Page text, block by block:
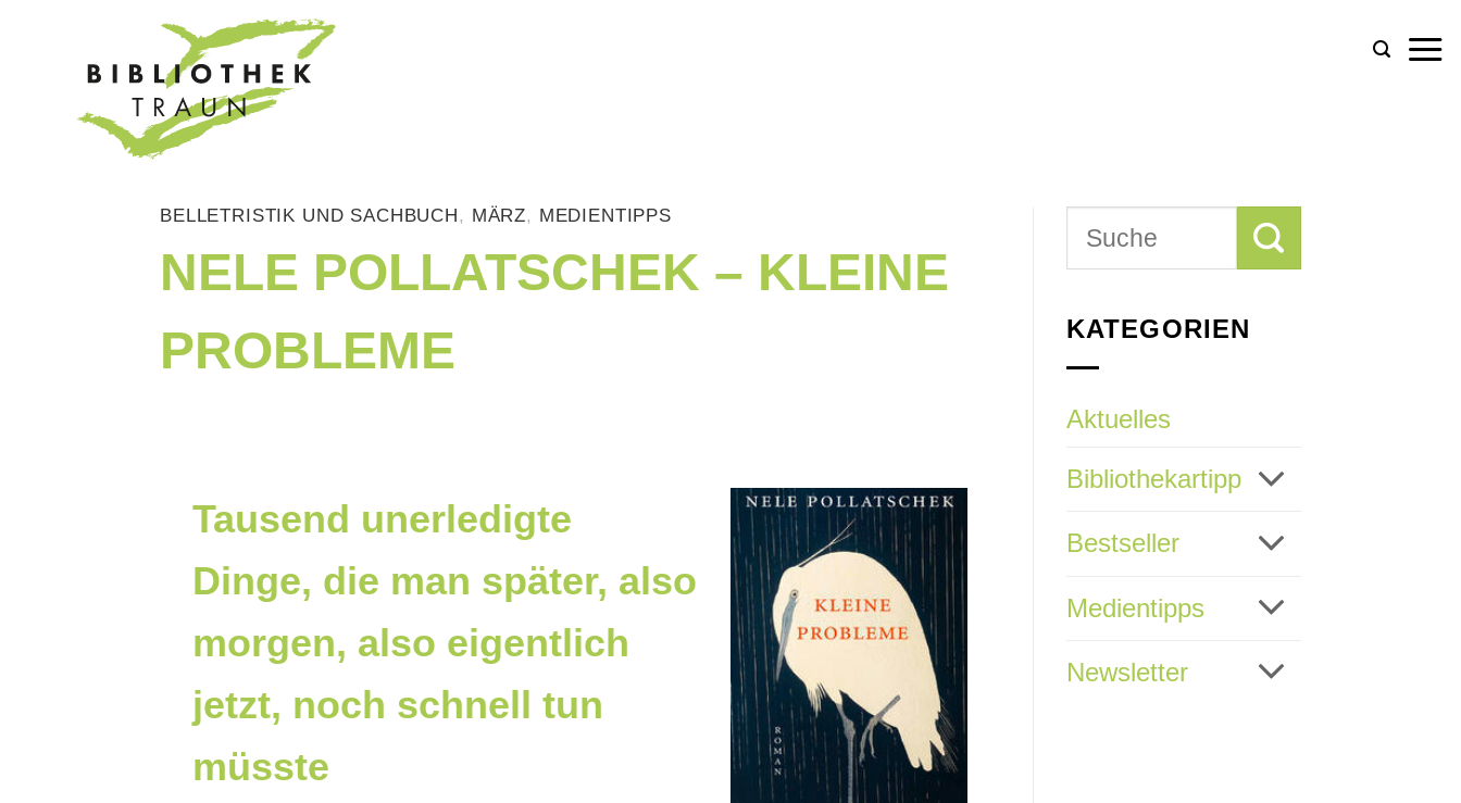
BELLETRISTIK UND SACHBUCH, MÄRZ, MEDIENTIPPS
NELE POLLATSCHEK – KLEINE
PROBLEME
Tausend unerledigte
Dinge, die man später, also
morgen, also eigentlich
jetzt, noch schnell tun
müsste
KATEGORIEN
Aktuelles
Bibliothekartipp
Bestseller
Medientipps
Newsletter